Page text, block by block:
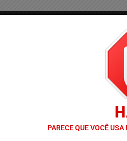
/
REFORÇA PROGRAMAÇÃO COM
PARECE QUE VOCÊ